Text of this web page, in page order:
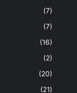
(7)
(7)
(16)
(2)
(20)
(21)